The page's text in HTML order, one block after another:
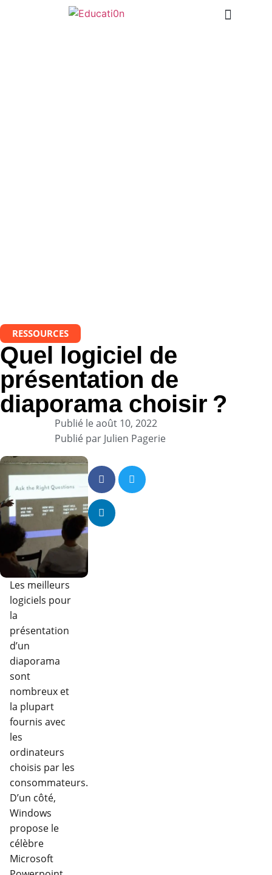
RESSOURCES
Quel logiciel de
présentation de
diaporama choisir ?
Publié leaoût 10, 2022
Publié par Julien Pagerie
Les meilleurs
logiciels pour
la
présentation
d’un
diaporama
sont
nombreux et
la plupart
fournis avec
les
ordinateurs
choisis par les
consommateurs.
D’un côté,
Windows
propose le
célèbre
Microsoft